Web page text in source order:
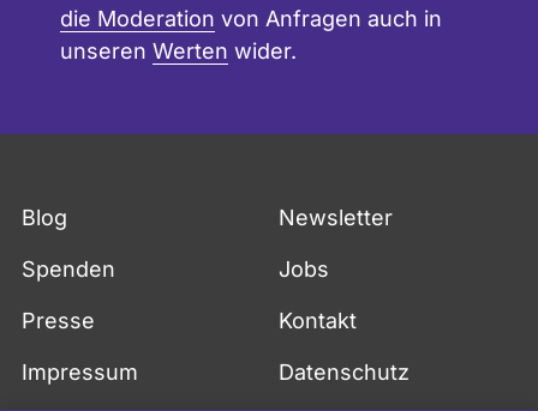
die Moderation von Anfragen auch in
unseren Werten wider.
Blog Newsletter
Spenden Jobs
Presse Kontakt
Impressum Datenschutz